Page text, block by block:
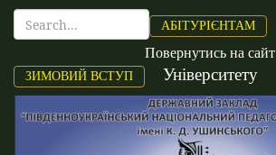
АБІТУРІЄНТАМ
ЗИМОВИЙ ВСТУП
Повернутись на сайт
Університету